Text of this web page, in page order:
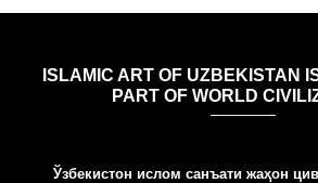
ISLAMIC ART OF UZBEKISTAN
PART OF WORLD
Ўзбекистон ислом санъати жаҳон